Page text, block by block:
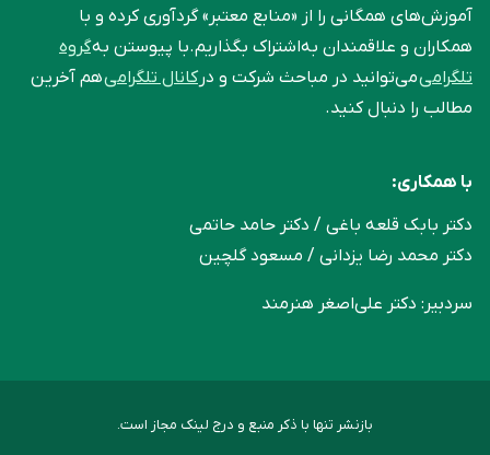
آموزش‌های همگانی را از «منابع معتبر» گردآوری کرده و با
همکاران و علاقمندان به‌اشتراک بگذاریم.با پیوستن بهگروه
تلگرامیمی‌توانید در مباحث شرکت و درکانال تلگرامیهم آخرین
مطالب را دنبال کنید.
با همکاری:
دکتر بابک قلعه‌ باغی / دکتر حامد حاتمی
دکتر محمد رضا یزدانی / مسعود گلچین
سردبیر: دکتر علی‌اصغر هنرمند
بازنشر تنها با ذکر منبع و درج لینک مجاز است.